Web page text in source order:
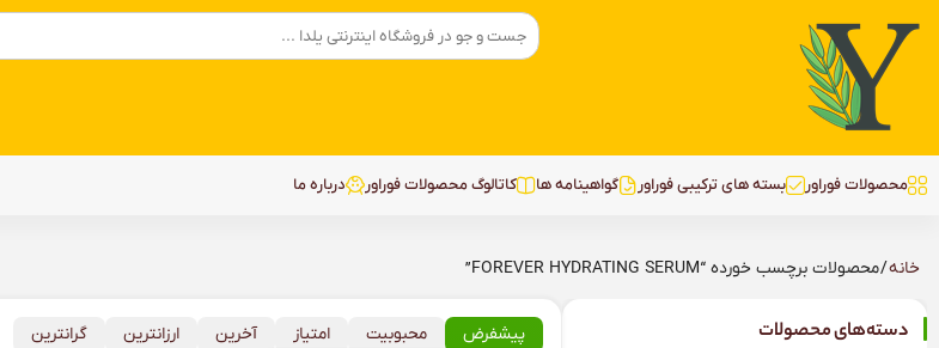
محصولات فوراور بسته‌ های ترکیبی فوراور گواهینامه ها کاتالوگ محصولات فوراور درباره ما
خانه/ محصولات برچسب خورده “FOREVER HYDRATING SERUM”
دسته‌های محصولات پیشفرض محبوبیت امتیاز آخرین ارزانترین گرانترین